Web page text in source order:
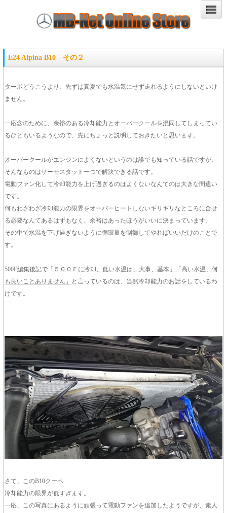
E24 Alpina B10 その２
ターボどうこうより、先ずは真夏でも水温気にせず走れるようにしないといけ
ません。
一応念のために、余裕のある冷却能力とオーバークールを混同してしまってい
るひともいるようなので、先にちょっと説明しておきたいと思います。
オーバークールがエンジンによくないというのは誰でも知っている話ですが、
そんなものはサーモスタット一つで解決できる話です。
電動ファン化して冷却能力を上げ過ぎるのはよくないなんてのは大きな間違い
です。
何もわざわざ冷却能力の限界をオーバーヒートしないギリギリなところに合せ
る必要なんてあるはずもなく、余裕はあったほうがいいに決まっています。
その中で水温を下げ過ぎないように循環量を制御してやればいいだけのことで
す。
500E編集後記で「 ５００Ｅに冷却、低い水温は、大事、基本」「高い水温、何
も良いことありません」
と言っているのは、当然冷却能力のお話をしているわ
けです。
さて、このB10クーペ
冷却能力の限界が低すぎます。
一応、この写真にあるように頑張って電動ファンを追加したようですが、素人